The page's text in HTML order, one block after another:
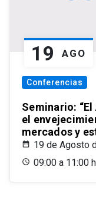
19 AGO
Conferencias
Seminario:
el
mercados y
19 de Agosto
09:00 a 11:00